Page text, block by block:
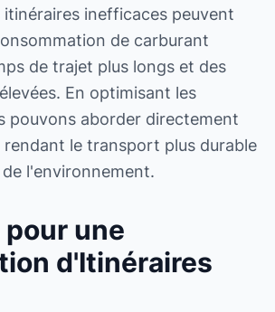
itinéraires inefficaces peuvent
de carburant
de trajet plus longs et des
En optimisant les
pouvons aborder directement
rendant le transport plus durable
l'environnement.
une
d'Itinéraires